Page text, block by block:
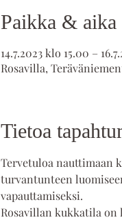
Paikka & aika
14.7.2023 klo 15.00 –
Rosavilla,
Tietoa
Tervetuloa nauttimaan
turvantunteen
vapauttamiseksi.
Rosavillan kukkatila on